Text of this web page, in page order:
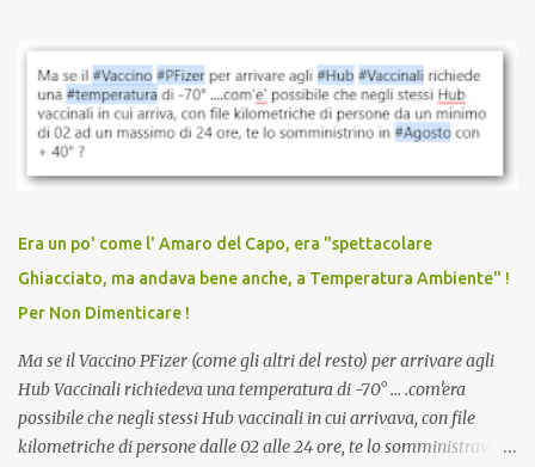
vaccinazione. Non avevamo mai sentito parlare di ricompense,
sconti, incentivi per vaccinarsi. Non avevamo mai visto
discriminazioni per coloro che non l’hanno fatto. Se non sei stato
vaccinato, nessuno aveva prima cercato di farti sentire una
persona cattiva. Non avevamo mai visto un vaccino che minacci le
vaccino usato per minacciare i mezzi di sussistenza, il lavoro o la
scuola. Non avevamo mai visto un vaccino che permettesse a un
dodicenne di ignorare il consenso dei genitori. Dopo tutti i vaccini
che abbiamo elencato sopra...
Era un po' come l' Amaro del Capo, era "spettacolare
Ghiacciato, ma andava bene anche, a Temperatura Ambiente" !
Per Non Dimenticare !
Ma se il Vaccino PFizer (come gli altri del resto) per arrivare agli
Hub Vaccinali richiedeva una temperatura di -70° ... .com'era
possibile che negli stessi Hub vaccinali in cui arrivava, con file
kilometriche di persone dalle 02 alle 24 ore, te lo somministravano